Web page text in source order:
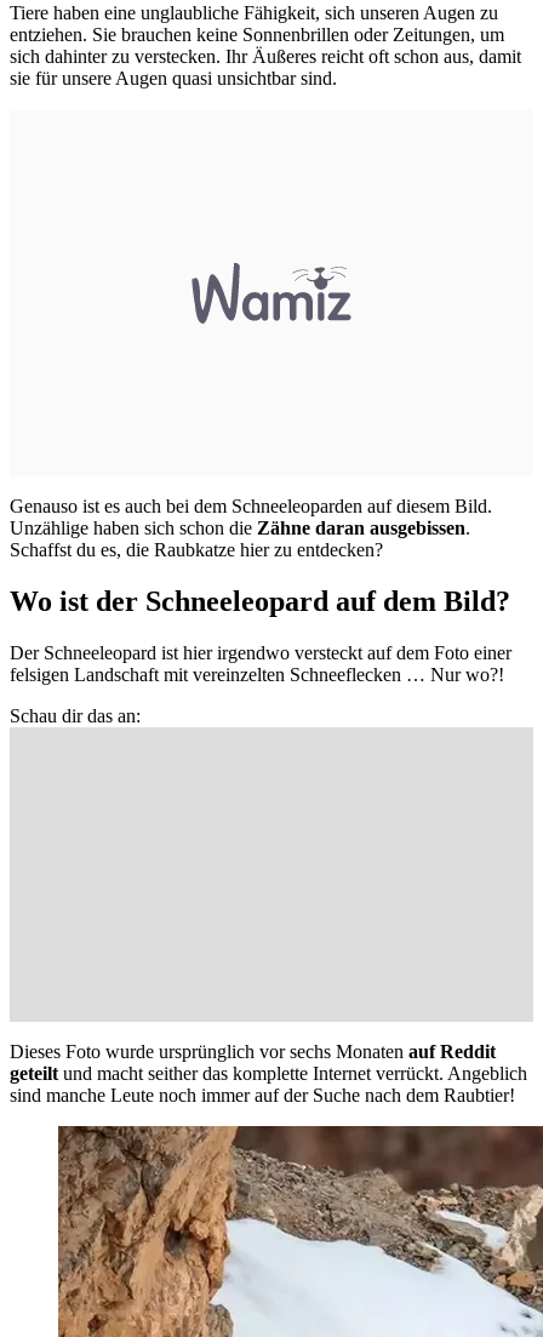
Tiere haben eine unglaubliche Fähigkeit, sich unseren Augen zu
entziehen. Sie brauchen keine Sonnenbrillen oder Zeitungen, um
sich dahinter zu verstecken. Ihr Äußeres reicht oft schon aus, damit
sie für unsere Augen quasi unsichtbar sind.
Genauso ist es auch bei dem Schneeleoparden auf diesem Bild.
Unzählige haben sich schon die Zähne daran ausgebissen.
Schaffst du es, die Raubkatze hier zu entdecken?
Wo ist der Schneeleopard auf dem Bild?
Der Schneeleopard ist hier irgendwo versteckt auf dem Foto einer
felsigen Landschaft mit vereinzelten Schneeflecken … Nur wo?!
Schau dir das an:
Dieses Foto wurde ursprünglich vor sechs Monaten auf Reddit
geteilt und macht seither das komplette Internet verrückt. Angeblich
sind manche Leute noch immer auf der Suche nach dem Raubtier!